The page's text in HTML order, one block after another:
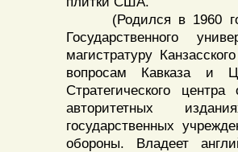
(Родился в 1960
Государственного
магистратуру
вопросам Кавказа и
Стратегического
авторитетных
государственных
обороны. Владеет